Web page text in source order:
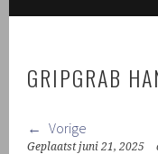
GRIPGRAB
Vorige
Geplaatstjuni 21, 2025